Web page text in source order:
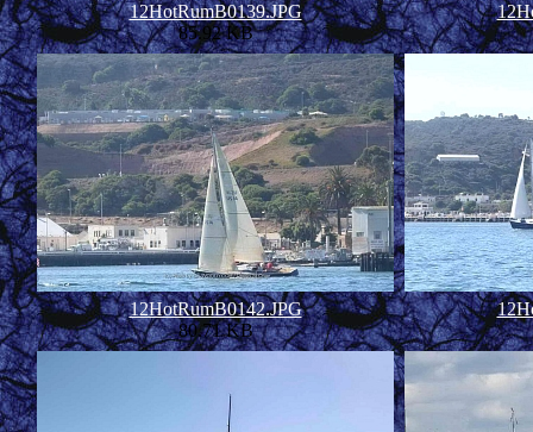
12HotRumB0139.JPG
85.92 KB
12HotRumB0142.JPG
80.71 KB